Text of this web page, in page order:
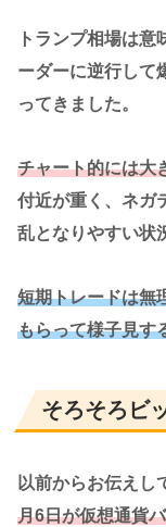
トランプ相場は
ーダーに逆行して
ってきました。
チャート的には大
付近が重く、ネガ
乱となりやすい状
短期トレードは無
もらって様子見す
そろそろビ
以前からお伝えし
月6日が仮想通貨